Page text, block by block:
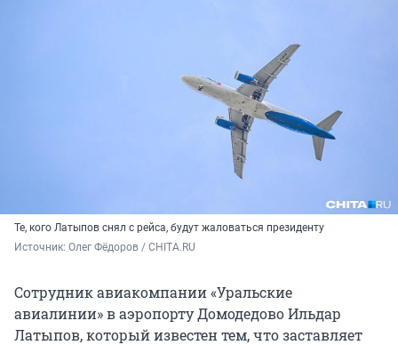
Те, кого Латыпов снял с рейса, будут жаловаться президенту
Источник: Олег Фёдоров / CHITA.RU
Сотрудник авиакомпании «Уральские
авиалинии» в аэропорту Домодедово Ильдар
Латыпов, который известен тем, что заставляет